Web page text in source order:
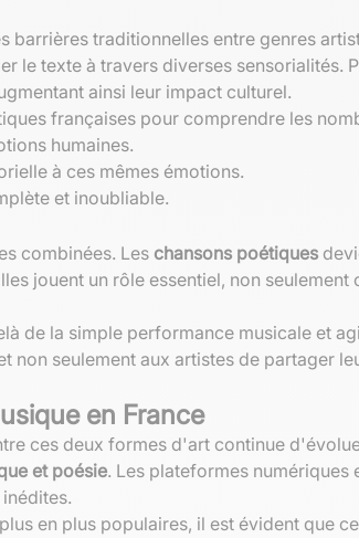
barrières traditionnelles entre genres
le texte à travers diverses sensorialités.
ainsi leur impact culturel.
françaises pour comprendre les
humaines.
à ces mêmes émotions.
et inoubliable.
combinées. Les chansons poétiques
jouent un rôle essentiel, non
de la simple performance musicale et
non seulement aux artistes de partager
en France
ces deux formes d'art continue
et poésie. Les plateformes
en plus populaires, il est évident que